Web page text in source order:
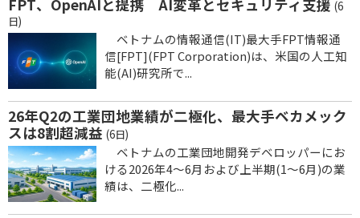
FPT、OpenAIと提携 AI変革とセキュリティ支援 (6
日)
ベトナムの情報通信(IT)最大手FPT情報通
信[FPT](FPT Corporation)は、米国の人工知
能(AI)研究所で...
26年Q2の工業団地業績が二極化、最大手ベカメック
スは8割超減益 (6日)
ベトナムの工業団地開発デベロッパーにお
ける2026年4～6月および上半期(1～6月)の業
績は、二極化...